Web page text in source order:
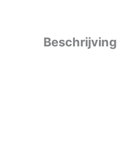
Beschrijving